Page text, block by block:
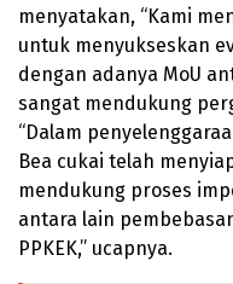
menyatakan, “Kami
untuk menyukseskan
dengan adanya MoU
sangat mendukung
“Dalam
Bea cukai telah
mendukung proses
antara lain
PPKEK,” ucapnya.